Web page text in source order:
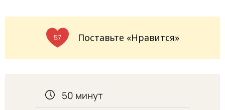
57 Поставьте «Нравится»
50 минут